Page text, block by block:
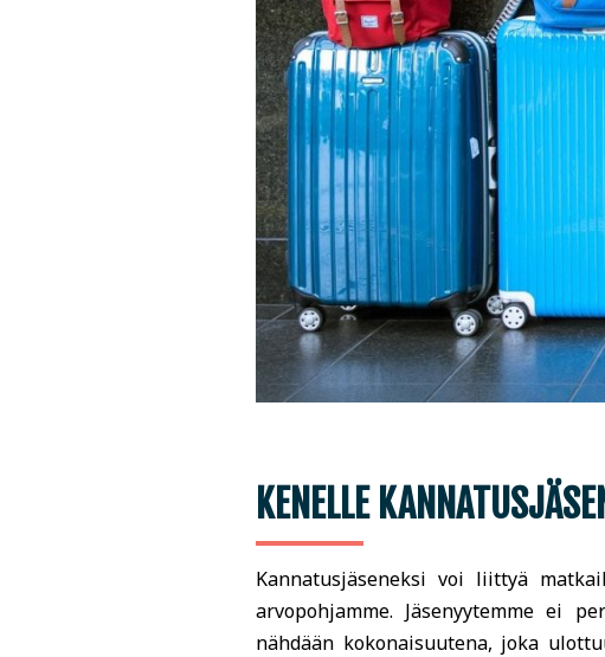
KENELLE
Kannatusjäseneksi voi liittyä
arvopohjamme. Jäsenyytemme ei
nähdään kokonaisuutena, joka